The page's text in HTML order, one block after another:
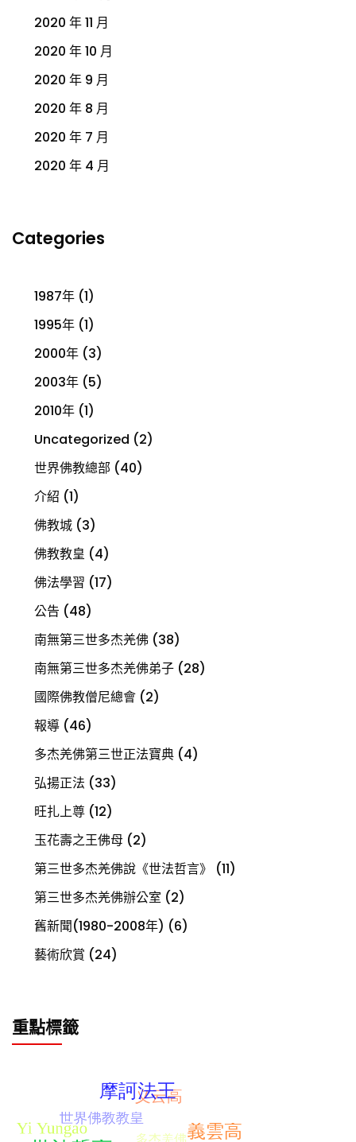
2020 年 11 月
2020 年 10 月
2020 年 9 月
2020 年 8 月
2020 年 7 月
2020 年 4 月
Categories
1987年 (1)
1995年 (1)
2000年 (3)
2003年 (5)
2010年 (1)
Uncategorized (2)
世界佛教總部 (40)
介紹 (1)
佛教城 (3)
佛教教皇 (4)
佛法學習 (17)
公告 (48)
南無第三世多杰羌佛 (38)
南無第三世多杰羌佛弟子 (28)
國際佛教僧尼總會 (2)
報導 (46)
多杰羌佛第三世正法寶典 (4)
弘揚正法 (33)
旺扎上尊 (12)
玉花壽之王佛母 (2)
第三世多杰羌佛說《世法哲言》
(11)
第三世多杰羌佛辦公室 (2)
舊新聞(1980-2008年) (6)
藝術欣賞 (24)
重點標籤